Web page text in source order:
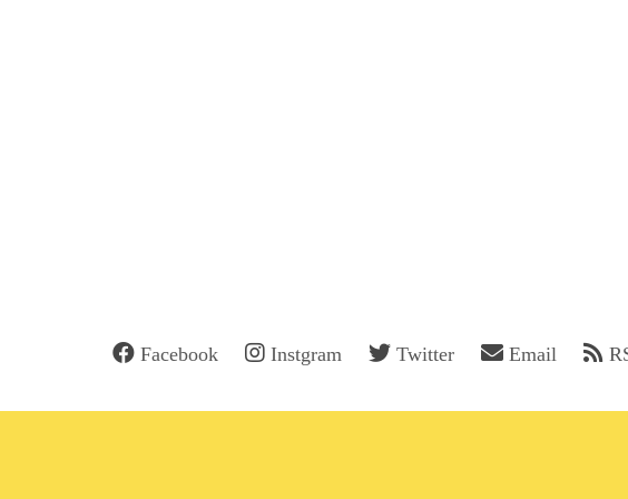
Facebook Instgram Twitter Email